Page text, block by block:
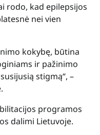
rodo, kad epilepsijos
nei vien
kokybę, būtina
ir pažinimo
stigmą“, –
programos
dalimi Lietuvoje.